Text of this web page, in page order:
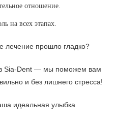
отношение.
на всех этапах.
лечение прошло гладко?
Sia-Dent — мы поможем вам
и без лишнего стресса!
идеальная улыбка